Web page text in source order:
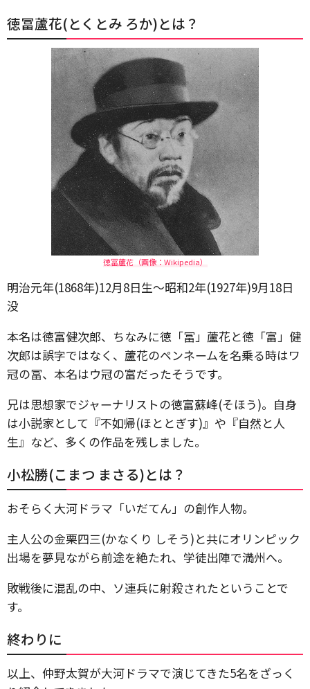
徳冨蘆花(とくとみ ろか)とは？
徳冨蘆花（画像：Wikipedia）
明治元年(1868年)12月8日生～昭和2年(1927年)9月18日
没
本名は徳富健次郎、ちなみに徳「冨」蘆花と徳「富」健
次郎は誤字ではなく、蘆花のペンネームを名乗る時はワ
冠の冨、本名はウ冠の富だったそうです。
兄は思想家でジャーナリストの徳富蘇峰(そほう)。自身
は小説家として『不如帰(ほととぎす)』や『自然と人
生』など、多くの作品を残しました。
小松勝(こまつ まさる)とは？
おそらく大河ドラマ「いだてん」の創作人物。
主人公の金栗四三(かなくり しそう)と共にオリンピック
出場を夢見ながら前途を絶たれ、学徒出陣で満州へ。
敗戦後に混乱の中、ソ連兵に射殺されたということで
す。
終わりに
以上、仲野太賀が大河ドラマで演じてきた5名をざっく